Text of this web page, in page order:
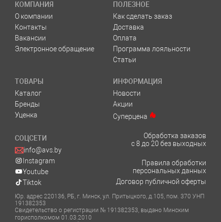
КОМПАНИЯ
О компании
Контакты
Вакансии
Электронное обращение
ПОЛЕЗНОЕ
Как сделать заказ
Доставка
Оплата
Программа лояльности
Статьи
ТОВАРЫ
Каталог
Бренды
Уценка
ИНФОРМАЦИЯ
Новости
Акции
Суперцена
СОЦСЕТИ
info@avs.by
Instagram
Youtube
Tiktok
Обработка заказов
с 8 до 20 без выходных
Правила обработки
персональных данных
Договор публичной оферты
Юр. адрес 220136, РБ, г. Минск, ул. Притыцкого, д.105, пом. 370 УНП
191382353
Свидетельство о регистрации № 191382353, выдано Минским
горисполкомом 01.03.2010